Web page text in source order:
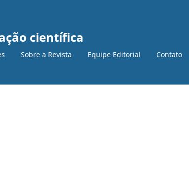
científica
Sobre a Revista Equipe Editorial Contato